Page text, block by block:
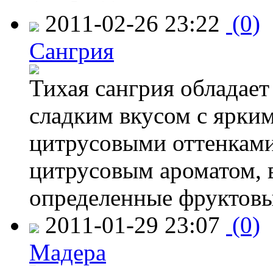
2011-02-26 23:22 (0)
Сангрия
Тихая сангрия
сладким вкусом с
цитрусовыми
цитрусовым ароматом,
определенные
2011-01-29 23:07 (0)
Мадера